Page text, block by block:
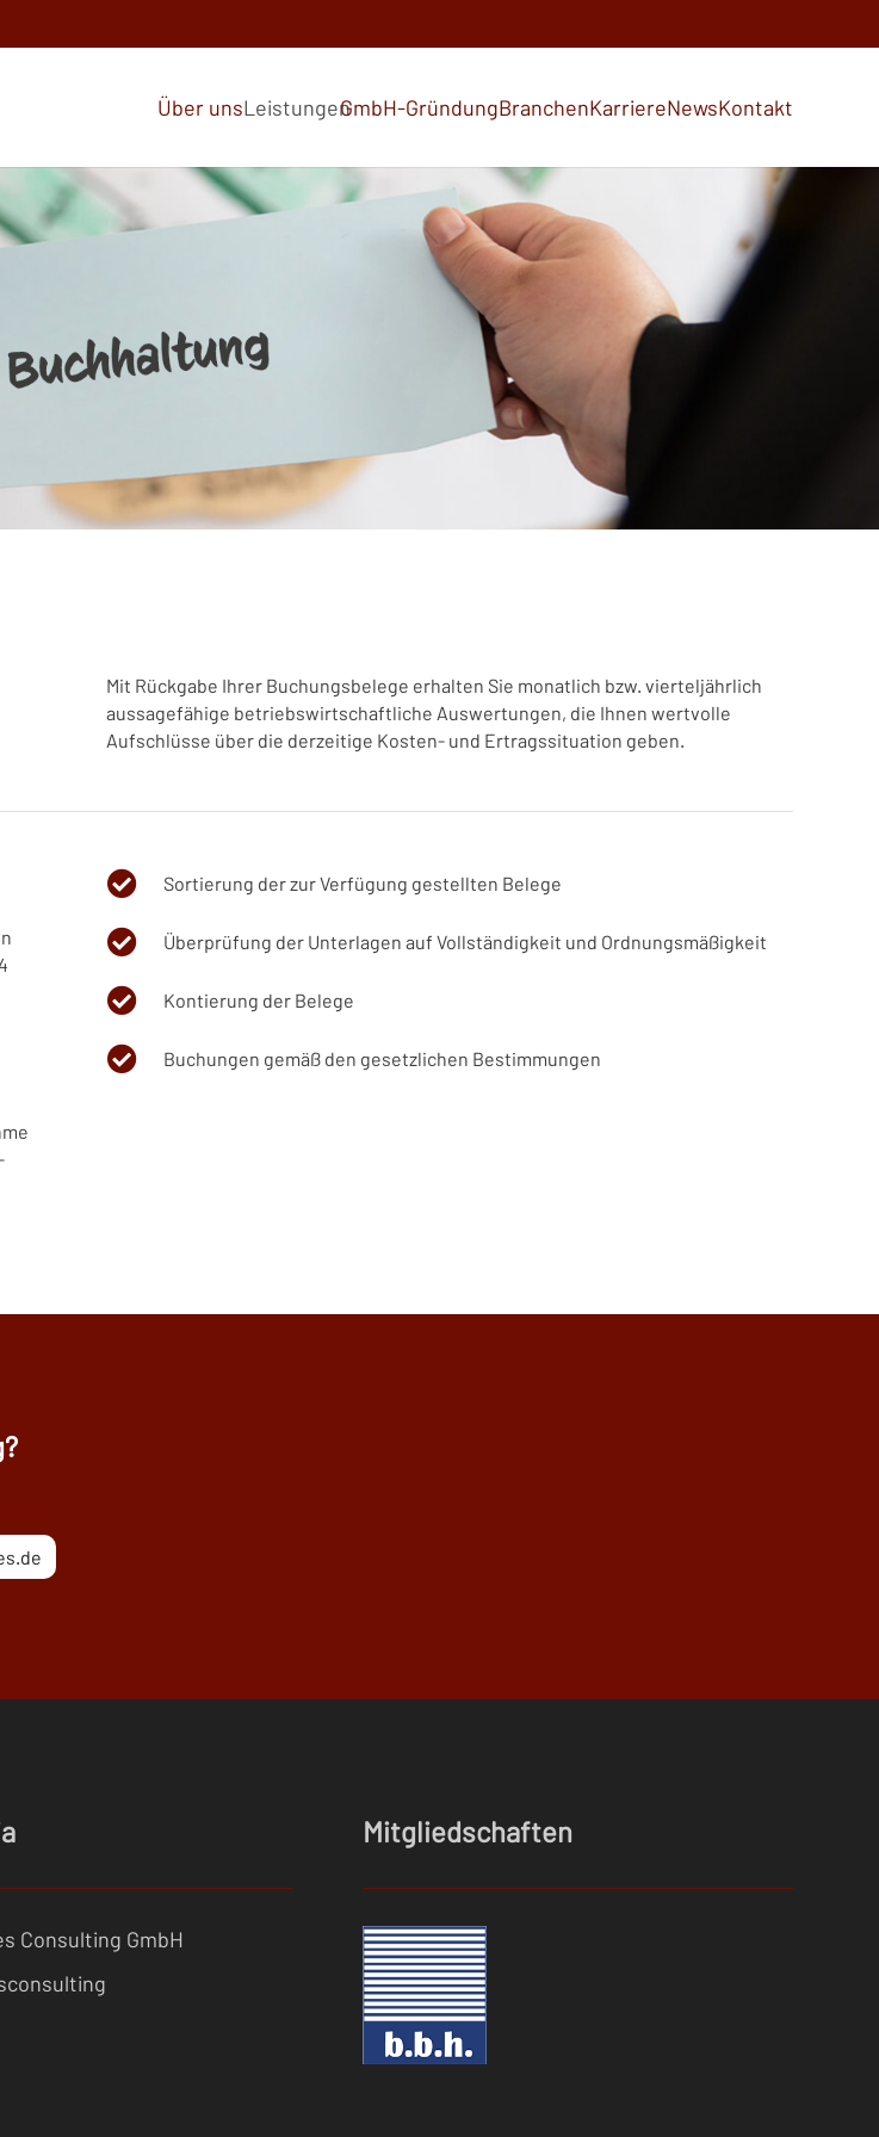
Über unsLeistungenGmbH-GründungBranchenKarriereNewsKontakt
Mit Rückgabe Ihrer Buchungsbelege erhalten Sie monatlich bzw. vierteljährlich
aussagefähige betriebswirtschaftliche Auswertungen, die Ihnen wertvolle
Aufschlüsse über die derzeitige Kosten- und Ertragssituation geben.
Sortierung der zur Verfügung gestellten Belege
Überprüfung der Unterlagen auf Vollständigkeit und Ordnungsmäßigkeit
Kontierung der Belege
Buchungen gemäß den gesetzlichen Bestimmungen
Consulting GmbH
Mitgliedschaften